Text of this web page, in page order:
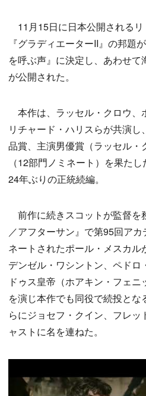
11月15日に日本公開される
『グラディエーターII』の邦題
を呼ぶ声』に決定し、あわせ
が公開された。
本作は、ラッセル・クロウ、
リチャード・ハリスらが共演
品賞、主演男優賞（ラッセル・
（12部門ノミネート）を果た
24年ぶりの正統続編。
前作に続きスコットが監督を
／アフターサン』で第95回ア
ネートされたポール・メスカル
デンゼル・ワシントン、ペド
ドゥス皇帝（ホアキン・フェ
を演じ本作でも同役で続投とな
らにジョセフ・クイン、フレ
ャストに名を連ねた。